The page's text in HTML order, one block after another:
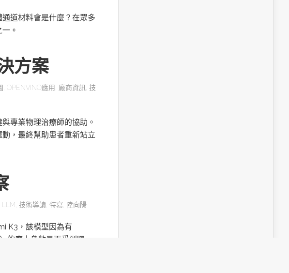
道材料會是什麼？在眾多
。
方案
OPENVINO應用 廠商資訊 技
專業物理治療師的協助。
，最終幫助患者重新站立
LLM 技術導讀 特寫 陸向陽
K3，該模型因為有
的龐大參數量而受到矚